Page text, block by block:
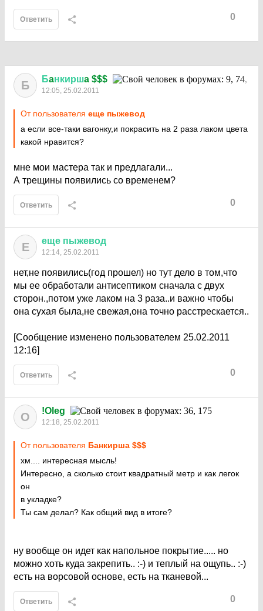
0
Ответить
Б Бaнкиршa $$$
12:05, 25.02.2011
От пользователя еще пыжевод
а если все-таки вагонку,и покрасить на 2 раза лаком цвета
какой нравится?
мне мои мастера так и предлагали...
А трещины появились со временем?
0
Ответить
Е еще пыжевод
12:14, 25.02.2011
нет,не появились(год прошел) но тут дело в том,что
мы ее обработали антисептиком сначала c двух
сторон.,потом уже лаком на 3 раза..и важно чтобы
она сухая была,не свежая,она точно расстрескается..
[Сообщение изменено пользователем 25.02.2011
12:16]
0
Ответить
O !Oleg
12:18, 25.02.2011
От пользователя Бaнкиршa $$$
хм.... интересная мысль!
Интересно, а сколько стоит квадратный метр и как легок
он
в укладке?
Ты сам делал? Как общий вид в итоге?
ну вообще он идет как напольное покрытие..... но
можно хоть куда закрепить.. :-) и теплый на ощупь.. :-)
есть на ворсовой основе, есть на тканевой...
0
Ответить